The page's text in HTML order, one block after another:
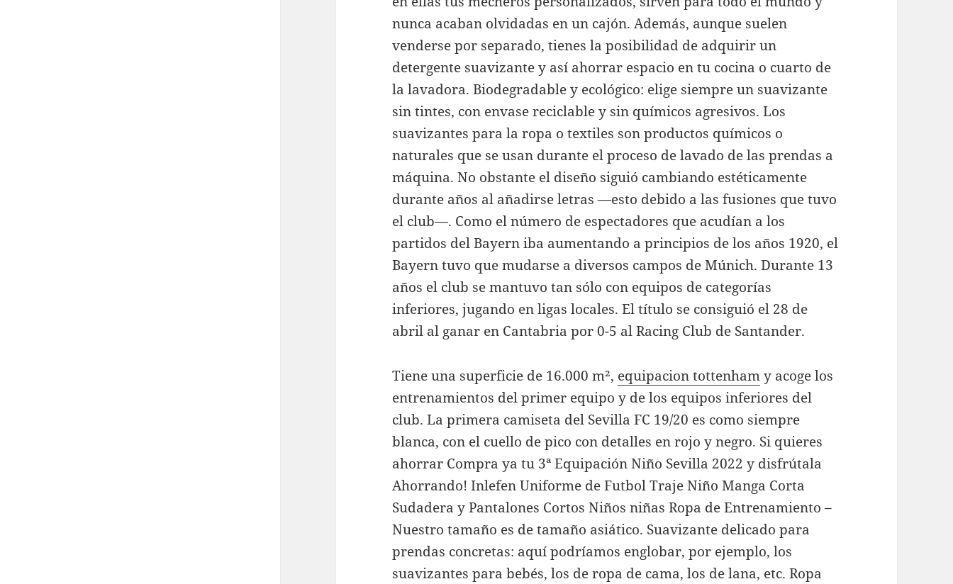
nunca acaban olvidadas en un cajón. Además, aunque suelen
venderse por separado, tienes la posibilidad de adquirir un
detergente suavizante y así ahorrar espacio en tu cocina o cuarto de
la lavadora. Biodegradable y ecológico: elige siempre un suavizante
sin tintes, con envase reciclable y sin químicos agresivos. Los
suavizantes para la ropa o textiles son productos químicos o
naturales que se usan durante el proceso de lavado de las prendas a
máquina. No obstante el diseño siguió cambiando estéticamente
durante años al añadirse letras —esto debido a las fusiones que tuvo
el club—. Como el número de espectadores que acudían a los
partidos del Bayern iba aumentando a principios de los años 1920, el
Bayern tuvo que mudarse a diversos campos de Múnich. Durante 13
años el club se mantuvo tan sólo con equipos de categorías
inferiores, jugando en ligas locales. El título se consiguió el 28 de
abril al ganar en Cantabria por 0-5 al Racing Club de Santander.
Tiene una superficie de 16.000 m², equipacion tottenhamy acoge los
entrenamientos del primer equipo y de los equipos inferiores del
club. La primera camiseta del Sevilla FC 19/20 es como siempre
blanca, con el cuello de pico con detalles en rojo y negro. Si quieres
ahorrar Compra ya tu 3ª Equipación Niño Sevilla 2022 y disfrútala
Ahorrando! Inlefen Uniforme de Futbol Traje Niño Manga Corta
Sudadera y Pantalones Cortos Niños niñas Ropa de Entrenamiento –
Nuestro tamaño es de tamaño asiático. Suavizante delicado para
prendas concretas: aquí podríamos englobar, por ejemplo, los
suavizantes para bebés, los de ropa de cama, los de lana, etc. Ropa